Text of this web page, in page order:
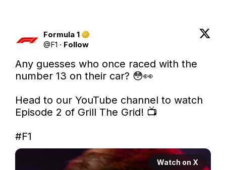
Formula 1
@F1 · Follow
Any guesses who once raced with the
number 13 on their car? 😳👀
Head to our YouTube channel to watch
Episode 2 of Grill The Grid! 📺
#F1
Watch on X